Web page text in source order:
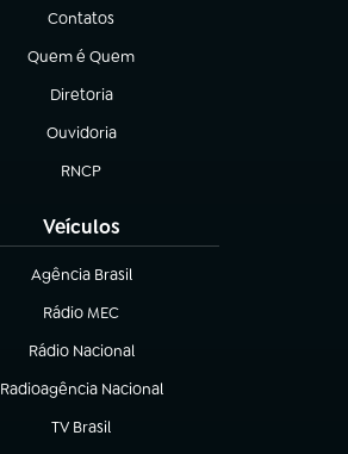
Contatos
(abre em nova aba)
Quem é Quem
(abre em nova aba)
Diretoria
(abre em nova aba)
Ouvidoria
(abre em nova aba)
RNCP
(abre em nova aba)
Veículos
Agência Brasil
(abre em nova aba)
Rádio MEC
(abre em nova aba)
Rádio Nacional
Radioagência Nacional
(abre em nova aba)
TV Brasil
(abre em nova aba)